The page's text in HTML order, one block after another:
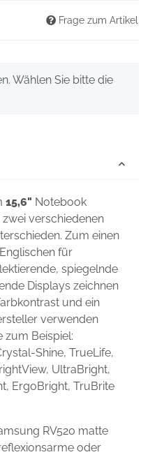
Frage zum Artikel
Wählen Sie bitte die
15,6" Notebook
verschiedenen
Zum einen
für
spiegelnde
Displays zeichnen
und ein
verwenden
zum Beispiel:
Shine, TrueLife,
UltraBright,
ErgoBright, TruBrite
RV520 matte
oder